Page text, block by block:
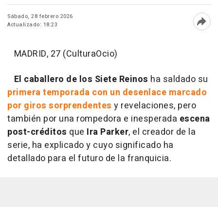
Sábado, 28 febrero 2026
Actualizado: 18:23
MADRID, 27 (CulturaOcio)
El caballero de los Siete Reinos ha saldado su
primera temporada con un desenlace marcado
por giros sorprendentes y revelaciones, pero
también por una rompedora e inesperada escena
post-créditos que Ira Parker, el creador de la
serie, ha explicado y cuyo significado ha
detallado para el futuro de la franquicia.